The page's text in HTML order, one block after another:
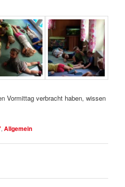
Vormittag verbracht haben, wissen
,Allgemein